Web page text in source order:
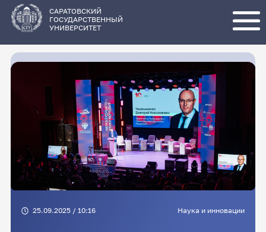
основному
содержанию
САРАТОВСКИЙ
ГОСУДАРСТВЕННЫЙ
УНИВЕРСИТЕТ
25.09.2025 / 10:16 Наука и инновации